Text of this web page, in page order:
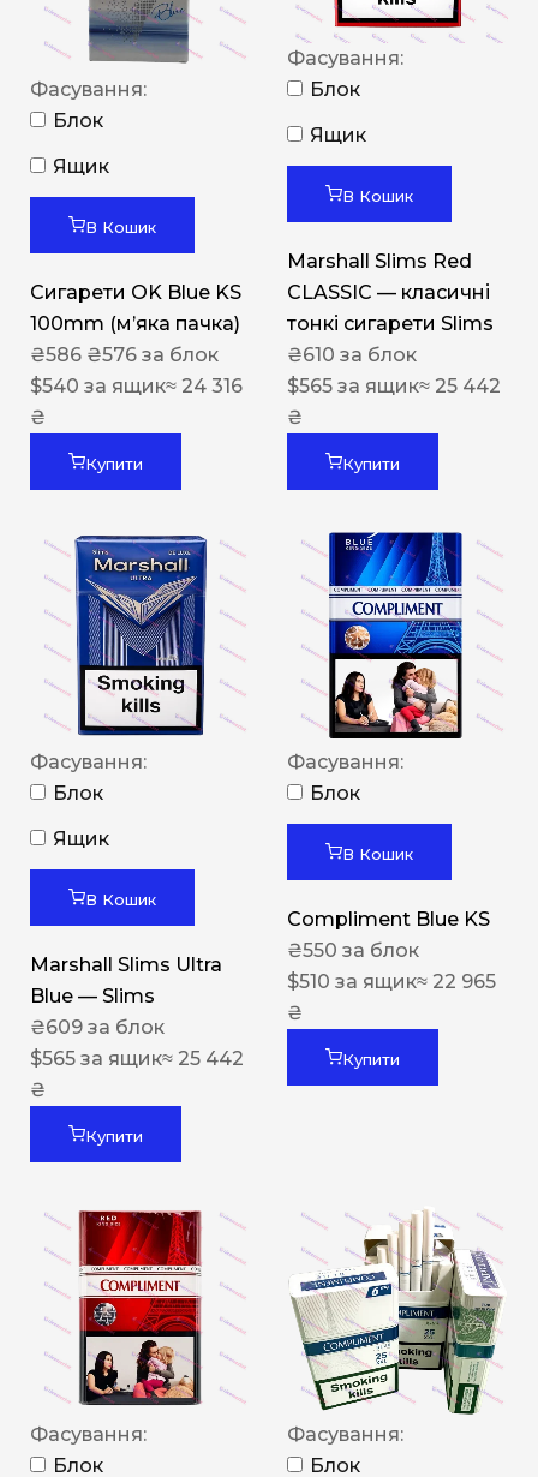
Фасування:
Блок
Ящик
В Кошик
Сигарети OK Blue KS
100mm (м’яка пачка)
₴586 ₴576 за блок
$540 за ящик≈ 24 316
₴
Купити
Фасування:
Блок
Ящик
В Кошик
Marshall Slims Red
CLASSIC — класичні
тонкі сигарети Slims
₴610 за блок
$565 за ящик≈ 25 442
₴
Купити
Фасування:
Блок
Ящик
В Кошик
Marshall Slims Ultra
Blue — Slims
₴609 за блок
$565 за ящик≈ 25 442
₴
Купити
Фасування:
Блок
В Кошик
Compliment Blue KS
₴550 за блок
$510 за ящик≈ 22 965
₴
Купити
Фасування:
Блок
Фасування:
Блок